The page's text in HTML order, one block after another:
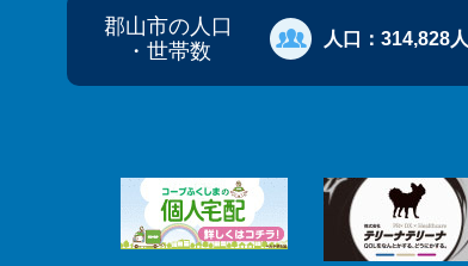
郡山市の人口
・世帯数
人口： 314,828人